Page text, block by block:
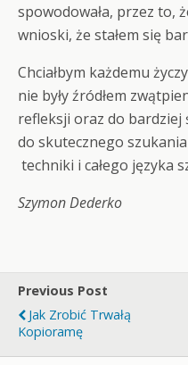
spowodowała, przez to,
wnioski, że stałem się
Chciałbym każdemu
nie były źródłem
refleksji oraz do bardziej
do skutecznego
techniki i całego języka
Szymon Dederko
Previous Post
Jak Zrobić Trwałą
Kopioramę